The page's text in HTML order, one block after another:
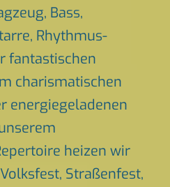
Bass,
Rhythmus-
fantastischen
charismatischen
energiegeladenen
heizen wir
Straßenfest,